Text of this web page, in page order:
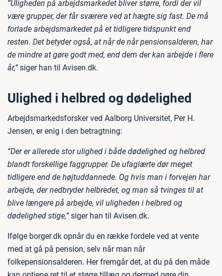
”Uligheden på arbejdsmarkedet bliver større, fordi der vil
være grupper, der får sværere ved at hægte sig fast. De må
forlade arbejdsmarkedet på et tidligere tidspunkt end
resten. Det betyder også, at når de når pensionsalderen, har
de mindre at gøre godt med, end dem der kan arbejde i flere
år,” siger han til Avisen.dk.
Ulighed i helbred og dødelighed
Arbejdsmarkedsforsker ved Aalborg Universitet, Per H.
Jensen, er enig i den betragtning:
”Der er allerede stor ulighed i både dødelighed og helbred
blandt forskellige faggrupper. De ufaglærte dør meget
tidligere end de højtuddannede. Og hvis man i forvejen har
arbejde, der nedbryder helbredet, og man så tvinges til at
blive længere på arbejde, vil uligheden i helbred og
dødelighed stige,” siger han til Avisen.dk.
Ifølge borger.dk opnår du en række fordele ved at vente
med at gå på pension, selv når man når
folkepensionsalderen. Her fremgår det, at du på den måde